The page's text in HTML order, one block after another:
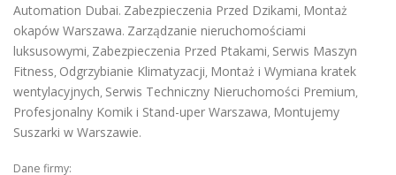
Automation Dubai. Zabezpieczenia Przed Dzikami, Montaż
okapów Warszawa. Zarządzanie nieruchomościami
luksusowymi, Zabezpieczenia Przed Ptakami, Serwis Maszyn
Fitness, Odgrzybianie Klimatyzacji, Montaż i Wymiana kratek
wentylacyjnych, Serwis Techniczny Nieruchomości Premium,
Profesjonalny Komik i Stand-uper Warszawa, Montujemy
Suszarki w Warszawie.
Dane firmy: